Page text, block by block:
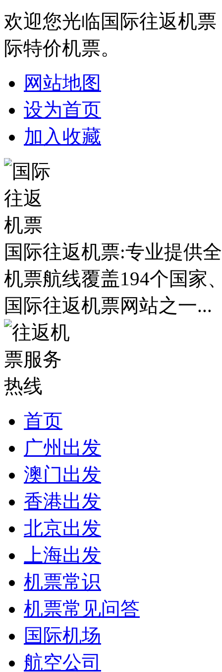
欢迎您光临国际往返机
际特价机票。
网站地图
设为首页
加入收藏
国际往返机票:专业提供
机票航线覆盖194个国家
国际往返机票网站之一...
首页
广州出发
澳门出发
香港出发
北京出发
上海出发
机票常识
机票常见问答
国际机场
航空公司